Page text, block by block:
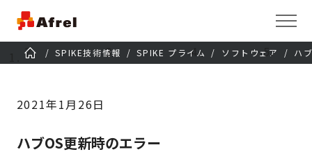
SPIKE技術情報 SPIKE プライム ソフトウェア ハ
2021年1月26日
ハブOS更新時のエラー